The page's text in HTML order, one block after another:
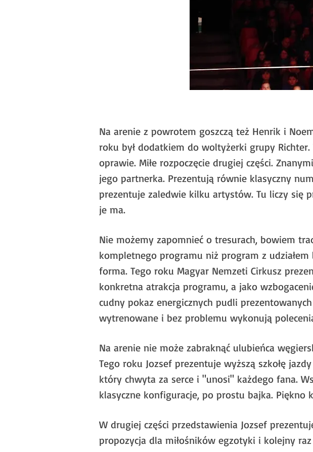
Na arenie z powrotem goszczą też Henrik i
roku był dodatkiem do woltyżerki grupy
oprawie. Miłe rozpoczęcie drugiej części.
jego partnerka. Prezentują równie klasyczny
prezentuje zaledwie kilku artystów. Tu liczy się
je ma.
Nie możemy zapomnieć o tresurach, bowiem
kompletnego programu niż program z
forma. Tego roku Magyar Nemzeti Cirkusz
konkretna atrakcja programu, a jako
cudny pokaz energicznych pudli
wytrenowane i bez problemu wykonują
Na arenie nie może zabraknąć ulubieńca
Tego roku Jozsef prezentuje wyższą szkołę
który chwyta za serce i "unosi" każdego fana.
klasyczne konfiguracje, po prostu bajka. Piękno
W drugiej części przedstawienia Jozsef
propozycja dla miłośników egzotyki i kolejny